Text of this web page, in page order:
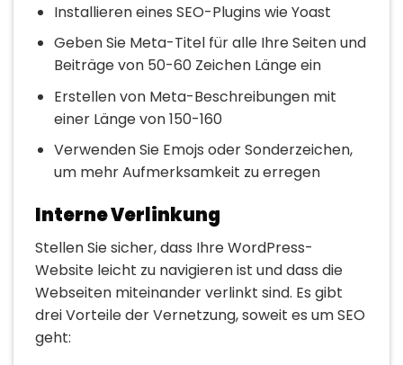
Installieren eines SEO-Plugins wie Yoast
Geben Sie Meta-Titel für alle Ihre Seiten und
Beiträge von 50-60 Zeichen Länge ein
Erstellen von Meta-Beschreibungen mit
einer Länge von 150-160
Verwenden Sie Emojs oder Sonderzeichen,
um mehr Aufmerksamkeit zu erregen
Interne Verlinkung
Stellen Sie sicher, dass Ihre WordPress-
Website leicht zu navigieren ist und dass die
Webseiten miteinander verlinkt sind. Es gibt
drei Vorteile der Vernetzung, soweit es um SEO
geht: